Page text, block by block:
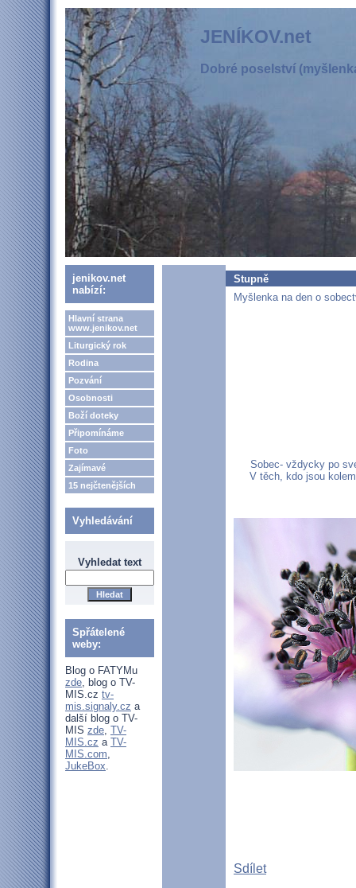
JENÍKOV.net
Dobré poselství
jenikov.net
nabízí:
Hlavní strana
www.jenikov.net
Liturgický rok
Rodina
Pozvání
Osobnosti
Boží doteky
Připomínáme
Foto
Zajímavé
15 nejčtenějších
Vyhledávání
Vyhledat text
Spřátelené
weby:
Blog o FATYMu
zde, blog o TV-
MIS.cz tv-
mis.signaly.cz a
další blog o TV-
MIS zde, TV-
MIS.cz a TV-
MIS.com,
JukeBox.
Stupně
Myšlenka na den o
Sobec- vždycky po
V těch, kdo jsou
Sdílet